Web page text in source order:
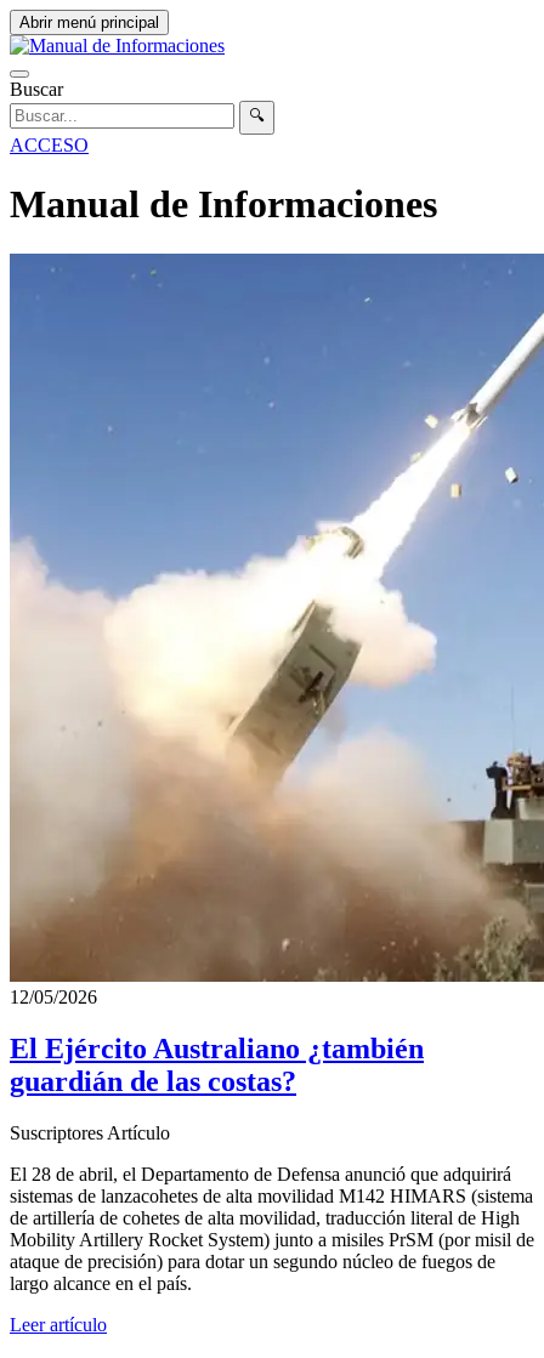
Abrir menú principal
Buscar
🔍
ACCESO
Manual de Informaciones
12/05/2026
El Ejército Australiano ¿también
guardián de las costas?
Suscriptores Artículo
El 28 de abril, el Departamento de Defensa anunció que adquirirá
sistemas de lanzacohetes de alta movilidad M142 HIMARS (sistema
de artillería de cohetes de alta movilidad, traducción literal de High
Mobility Artillery Rocket System) junto a misiles PrSM (por misil de
ataque de precisión) para dotar un segundo núcleo de fuegos de
largo alcance en el país.
Leer artículo